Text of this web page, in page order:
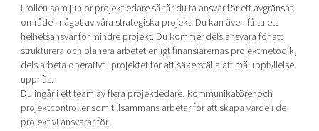
I rollen som junior projektledare så får du ta ansvar för ett avgränsat
område i något av våra strategiska projekt. Du kan även få ta ett
helhetsansvar för mindre projekt. Du kommer dels ansvara för att
strukturera och planera arbetet enligt finansiärernas projektmetodik,
dels arbeta operativt i projektet för att säkerställa att måluppfyllelse
uppnås.
Du ingår i ett team av flera projektledare, kommunikatörer och
projektcontroller som tillsammans arbetar för att skapa värde i de
projekt vi ansvarar för.